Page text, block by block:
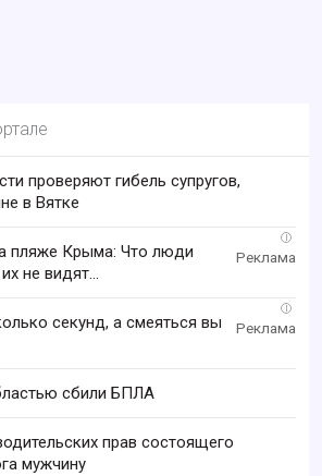
проверяют гибель супругов,
в Вятке
i
пляже Крыма: Что люди
не видят...
i
секунд, а смеяться вы
сбили БПЛА
прав состоящего
мужчину